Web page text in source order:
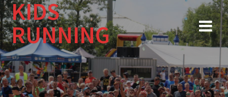
Zum
Inhalt
springen
KIDS
RUNNING